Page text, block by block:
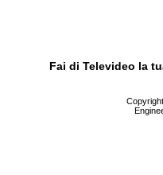
Fai di Televideo la